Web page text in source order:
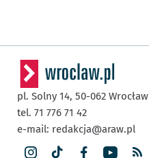
pl. Solny 14, 50-062 Wrocław
tel. 71 776 71 42
e-mail: redakcja@araw.pl